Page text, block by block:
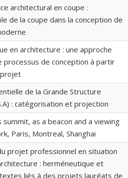
architectural en coupe :
de la coupe dans la conception de
en architecture : une approche
processus de conception à partir
de la Grande Structure
: catégorisation et projection
summit, as a beacon and a viewing
Paris, Montreal, Shanghai
projet professionnel en situation
: herméneutique et
liés à des projets lauréats de